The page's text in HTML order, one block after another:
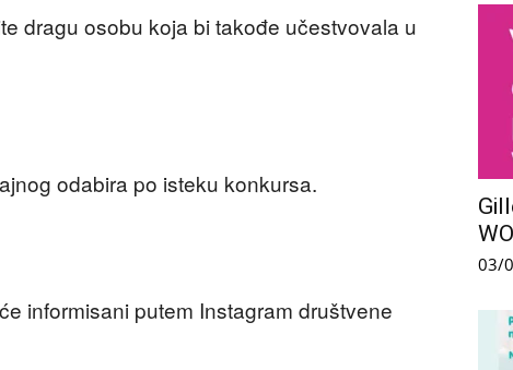
dragu osobu koja bi takođe učestvovala u
odabira po isteku konkursa.
informisani putem Instagram društvene
03/